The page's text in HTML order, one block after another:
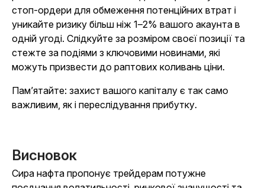
стоп-ордери для обмеження потенційних втрат і
уникайте ризику більш ніж 1–2% вашого акаунта в
одній угоді. Слідкуйте за розміром своєї позиції та
стежте за подіями з ключовими новинами, які
можуть призвести до раптових коливань ціни.
Пам’ятайте: захист вашого капіталу є так само
важливим, як і переслідування прибутку.
Висновок
Сира нафта пропонує трейдерам потужне